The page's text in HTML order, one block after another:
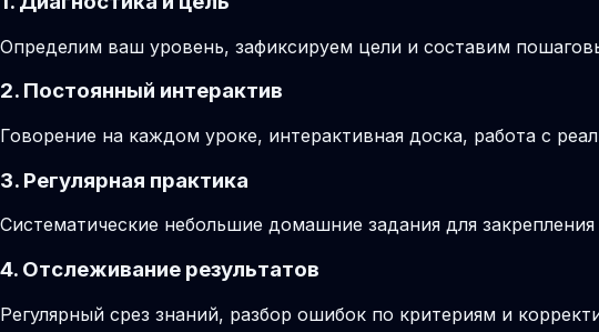
Определим ваш уровень, зафиксируем цели и составим
2. Постоянный интерактив
Говорение на каждом уроке, интерактивная доска, работа с
3. Регулярная практика
Систематические небольшие домашние задания для
4. Отслеживание результатов
Регулярный срез знаний, разбор ошибок по критериям и